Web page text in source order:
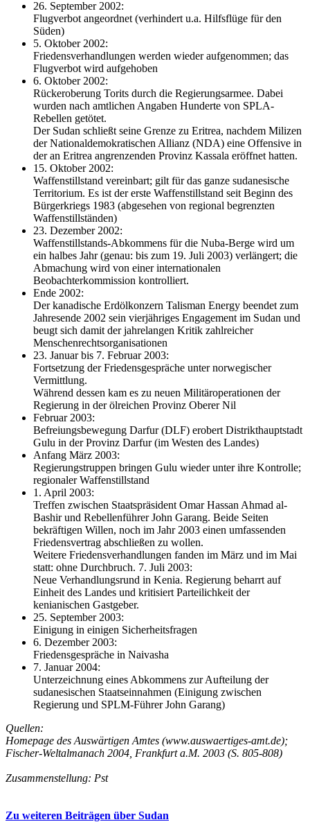
26. September 2002:
Flugverbot angeordnet (verhindert u.a. Hilfsflüge für den
Süden)
5. Oktober 2002:
Friedensverhandlungen werden wieder aufgenommen; das
Flugverbot wird aufgehoben
6. Oktober 2002:
Rückeroberung Torits durch die Regierungsarmee. Dabei
wurden nach amtlichen Angaben Hunderte von SPLA-
Rebellen getötet.
Der Sudan schließt seine Grenze zu Eritrea, nachdem Milizen
der Nationaldemokratischen Allianz (NDA) eine Offensive in
der an Eritrea angrenzenden Provinz Kassala eröffnet hatten.
15. Oktober 2002:
Waffenstillstand vereinbart; gilt für das ganze sudanesische
Territorium. Es ist der erste Waffenstillstand seit Beginn des
Bürgerkriegs 1983 (abgesehen von regional begrenzten
Waffenstillständen)
23. Dezember 2002:
Waffenstillstands-Abkommens für die Nuba-Berge wird um
ein halbes Jahr (genau: bis zum 19. Juli 2003) verlängert; die
Abmachung wird von einer internationalen
Beobachterkommission kontrolliert.
Ende 2002:
Der kanadische Erdölkonzern Talisman Energy beendet zum
Jahresende 2002 sein vierjähriges Engagement im Sudan und
beugt sich damit der jahrelangen Kritik zahlreicher
Menschenrechtsorganisationen
23. Januar bis 7. Februar 2003:
Fortsetzung der Friedensgespräche unter norwegischer
Vermittlung.
Während dessen kam es zu neuen Militäroperationen der
Regierung in der ölreichen Provinz Oberer Nil
Februar 2003:
Befreiungsbewegung Darfur (DLF) erobert Distrikthauptstadt
Gulu in der Provinz Darfur (im Westen des Landes)
Anfang März 2003:
Regierungstruppen bringen Gulu wieder unter ihre Kontrolle;
regionaler Waffenstillstand
1. April 2003:
Treffen zwischen Staatspräsident Omar Hassan Ahmad al-
Bashir und Rebellenführer John Garang. Beide Seiten
bekräftigen Willen, noch im Jahr 2003 einen umfassenden
Friedensvertrag abschließen zu wollen.
Weitere Friedensverhandlungen fanden im März und im Mai
statt: ohne Durchbruch. 7. Juli 2003:
Neue Verhandlungsrund in Kenia. Regierung beharrt auf
Einheit des Landes und kritisiert Parteilichkeit der
kenianischen Gastgeber.
25. September 2003:
Einigung in einigen Sicherheitsfragen
6. Dezember 2003:
Friedensgespräche in Naivasha
7. Januar 2004:
Unterzeichnung eines Abkommens zur Aufteilung der
sudanesischen Staatseinnahmen (Einigung zwischen
Regierung und SPLM-Führer John Garang)
Quellen:
Homepage des Auswärtigen Amtes (www.auswaertiges-amt.de);
Fischer-Weltalmanach 2004, Frankfurt a.M. 2003 (S. 805-808)
Zusammenstellung: Pst
Zu weiteren Beiträgen über Sudan